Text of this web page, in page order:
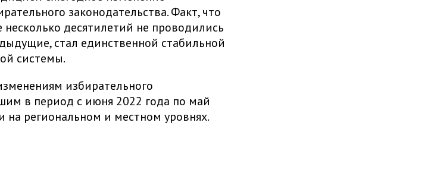
законодательства. Факт, что
десятилетий не проводились
стал единственной стабильной
системы.
избирательного
в период с июня 2022 года по май
на региональном и местном уровнях.